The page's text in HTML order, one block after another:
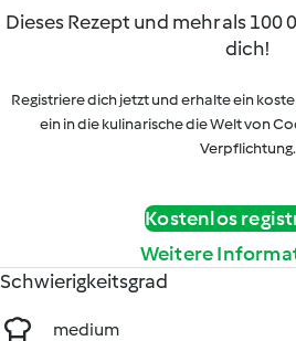
Dieses Rezept und mehr als
dich!
Registriere dich jetzt und erhalte ein
ein in die kulinarische die Welt von
Verpflichtung.
Kostenlos
Weitere
Schwierigkeitsgrad
medium